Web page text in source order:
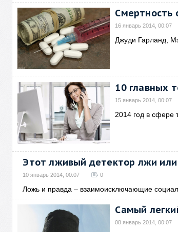
Смертность
16 январь 2014, 00:07
Джуди Гарланд,
10 главных
15 январь 2014, 00:07
2014 год в сфере
Этот лживый детектор лжи
10 январь 2014, 00:07 0
Ложь и правда – взаимоисключающие
Самый
08 январь 2014, 00:07